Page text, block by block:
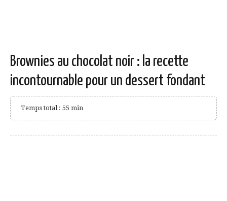
Brownies au chocolat noir : la recette
incontournable pour un dessert fondant
Temps total : 55 min